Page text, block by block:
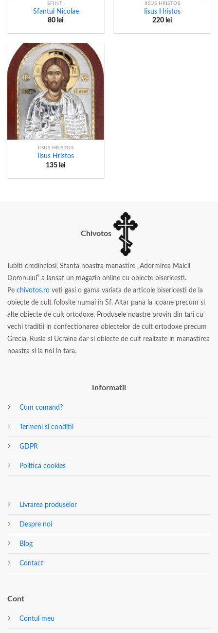
SFINTI
Sfantul Nicolae
80 lei
IISUS HRISTOS
Iisus Hristos
220 lei
IISUS HRISTOS
Iisus Hristos
135 lei
Chivotos
ubiti credinciosi, Sfanta noastra manastire „Adormirea Maicii
Domnului” a lansat un magazin online cu obiecte bisericesti.
Pe chivotos.ro veti gasi o gama variata de articole bisericesti de la
obiecte de cult folosite numai in Sf. Altar pana la icoane precum si
alte obiecte de cult ortodoxe. Produsele noastre provin din tari cu
vechi traditii in confectionarea obiectelor de cult ortodoxe precum
Grecia, Rusia si Ucraina dar si obiecte de cult realizate in manastirea
noastra si la noi in tara.
Informatii
Cum comand?
Termeni si conditii
GDPR
Politica cookies
Livrarea produselor
Despre noi
Blog
Contact
Cont
Contul meu